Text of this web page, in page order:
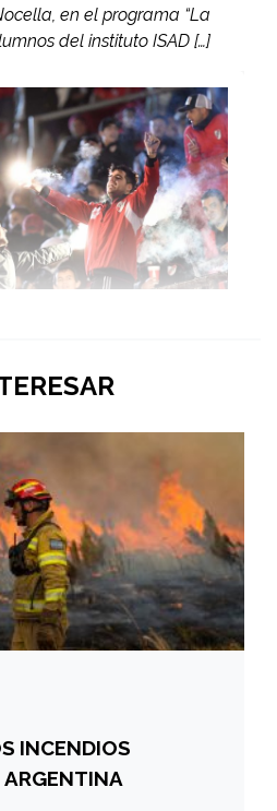
en el programa “La
del instituto ISAD […]
INCENDIOS
ARGENTINA